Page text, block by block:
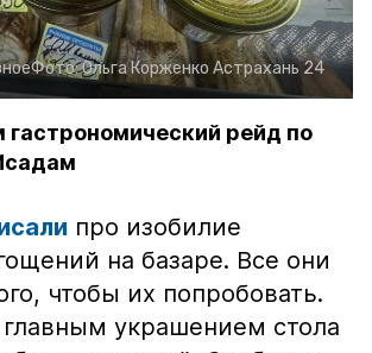
Фото:Ольга Корженко Астрахань 24
рейд по
про изобилие
на базаре. Все они
чтобы их попробовать.
украшением стола